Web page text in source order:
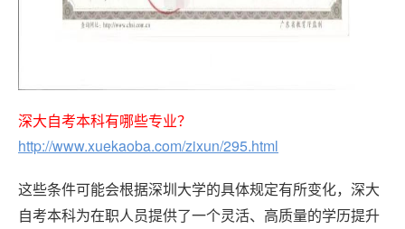
深大自考本科有哪些专业？
http://www.xuekaoba.com/zixun/295.html
这些条件可能会根据深圳大学的具体规定有所变化，深大
自考本科为在职人员提供了一个灵活、高质量的学历提升